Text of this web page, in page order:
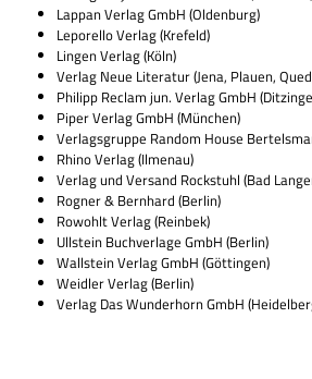
Lap­pan Ver­lag GmbH (Olden­burg)
Lepo­rello Ver­lag (Kre­feld)
Lin­gen Ver­lag (Köln)
Ver­lag Neue Lite­ra­tur (Jena, Plauen,
Phil­ipp Reclam jun. Ver­lag GmbH
Piper Ver­lag GmbH (Mün­chen)
Ver­lags­gruppe Ran­dom House
Rhino Ver­lag (Ilmenau)
Ver­lag und Ver­sand Rock­stuhl (Bad
Rogner & Bern­hard (Ber­lin)
Rowohlt Ver­lag (Rein­bek)
Ull­stein Buch­ver­lage GmbH (Ber­lin)
Wall­stein Ver­lag GmbH (Göt­tin­gen)
Weid­ler Ver­lag (Ber­lin)
Ver­lag Das Wun­der­horn GmbH